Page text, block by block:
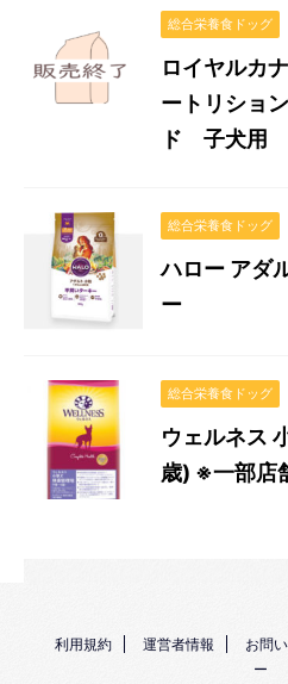
総合栄養食ドッグ
ロイヤルカ
ートリショ
ド 子犬用
総合栄養食ドッグ
ハロー アダ
ー
総合栄養食ドッグ
ウェルネス
歳) ※一部店
利用規約 運営者情報 お問
ー